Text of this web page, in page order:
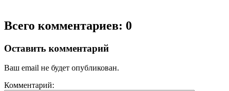
Всего комментариев: 0
Оставить комментарий
Ваш email не будет опубликован.
Комментарий: